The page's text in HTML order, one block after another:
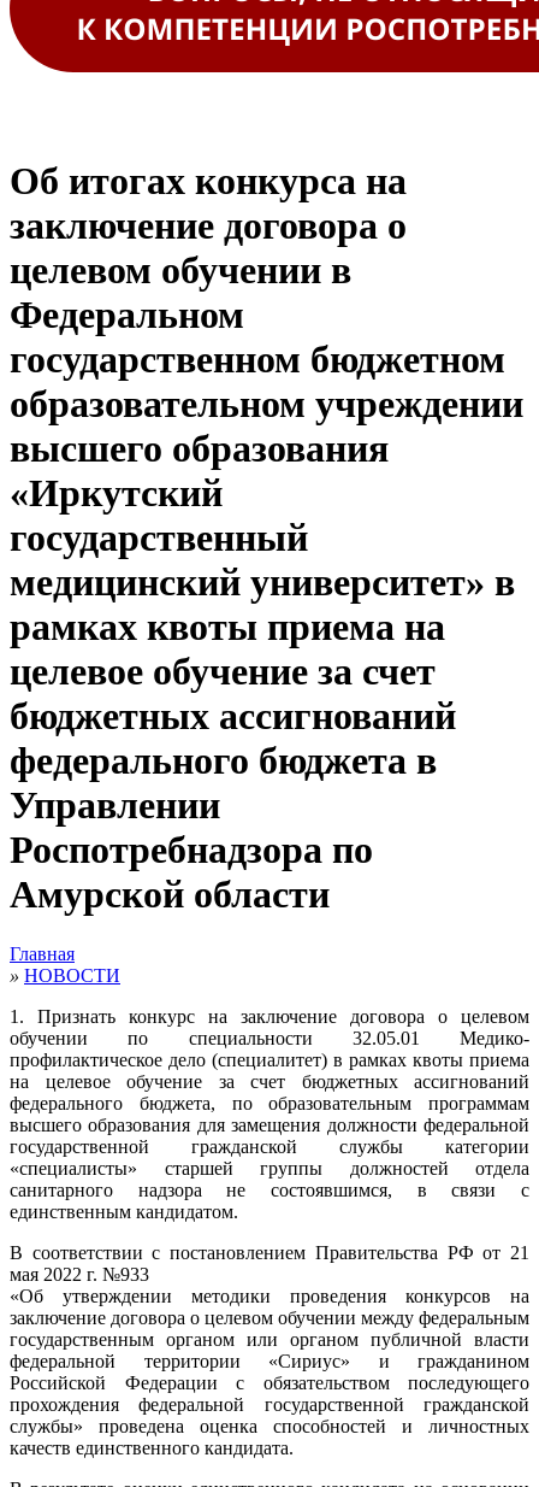
Об итогах конкурса на
заключение договора о
целевом обучении в
Федеральном
государственном бюджетном
образовательном учреждении
высшего образования
«Иркутский
государственный
медицинский университет» в
рамках квоты приема на
целевое обучение за счет
бюджетных ассигнований
федерального бюджета в
Управлении
Роспотребнадзора по
Амурской области
Главная
» НОВОСТИ
1. Признать конкурс на заключение договора о целевом
обучении по специальности 32.05.01 Медико-
профилактическое дело (специалитет) в рамках квоты приема
на целевое обучение за счет бюджетных ассигнований
федерального бюджета, по образовательным программам
высшего образования для замещения должности федеральной
государственной гражданской службы категории
«специалисты» старшей группы должностей отдела
санитарного надзора не состоявшимся, в связи с
единственным кандидатом.
В соответствии с постановлением Правительства РФ от 21
мая 2022 г. №933
«Об утверждении методики проведения конкурсов на
заключение договора о целевом обучении между федеральным
государственным органом или органом публичной власти
федеральной территории «Сириус» и гражданином
Российской Федерации с обязательством последующего
прохождения федеральной государственной гражданской
службы» проведена оценка способностей и личностных
качеств единственного кандидата.